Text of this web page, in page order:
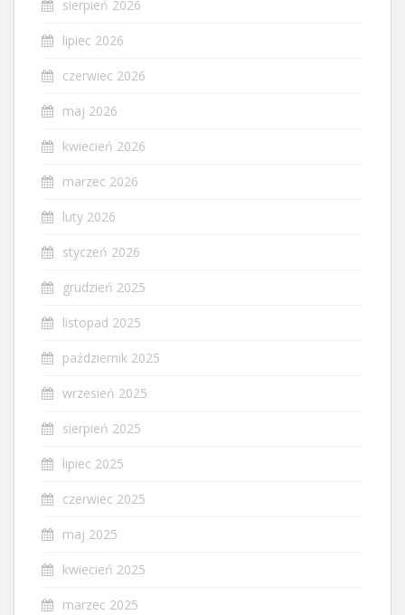
sierpień 2026
lipiec 2026
czerwiec 2026
maj 2026
kwiecień 2026
marzec 2026
luty 2026
styczeń 2026
grudzień 2025
listopad 2025
październik 2025
wrzesień 2025
sierpień 2025
lipiec 2025
czerwiec 2025
maj 2025
kwiecień 2025
marzec 2025